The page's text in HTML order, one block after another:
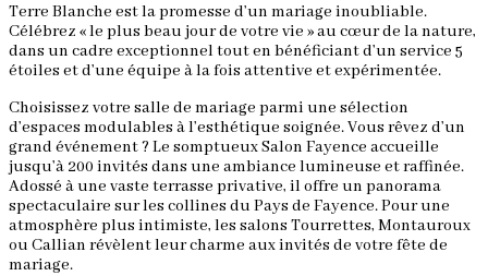
Terre Blanche est la promesse d’un mariage inoubliable.
Célébrez « le plus beau jour de votre vie » au cœur de la nature,
dans un cadre exceptionnel tout en bénéficiant d’un service 5
étoiles et d’une équipe à la fois attentive et expérimentée.
Choisissez votre salle de mariage parmi une sélection
d’espaces modulables à l’esthétique soignée. Vous rêvez d’un
grand événement ? Le somptueux Salon Fayence accueille
jusqu’à 200 invités dans une ambiance lumineuse et raffinée.
Adossé à une vaste terrasse privative, il offre un panorama
spectaculaire sur les collines du Pays de Fayence. Pour une
atmosphère plus intimiste, les salons Tourrettes, Montauroux
ou Callian révèlent leur charme aux invités de votre fête de
mariage.